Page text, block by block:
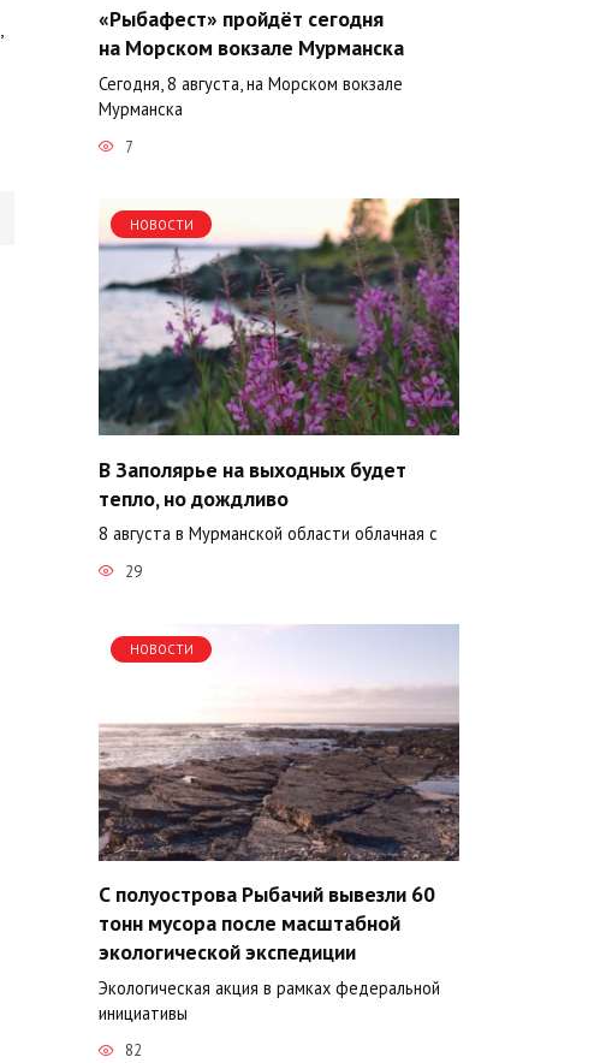
«Рыбафест» пройдёт сегодня
на Морском вокзале Мурманска
Сегодня, 8 августа, на Морском вокзале
Мурманска
7
НОВОСТИ
В Заполярье на выходных будет
тепло, но дождливо
8 августа в Мурманской области облачная с
29
НОВОСТИ
С полуострова Рыбачий вывезли 60
тонн мусора после масштабной
экологической экспедиции
Экологическая акция в рамках федеральной
инициативы
82